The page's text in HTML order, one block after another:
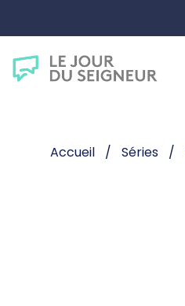
Accueil Séries